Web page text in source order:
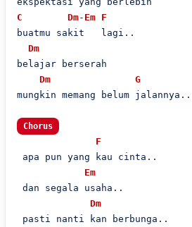
C
Dm- Em
F
buatmu sakit   lagi..
Dm
belajar berserah
Dm
G
mungkin memang belum jalannya..
Chorus
F
apa pun yang kau cinta..
Em
dan segala usaha..
Dm
pasti nanti kan berbunga..